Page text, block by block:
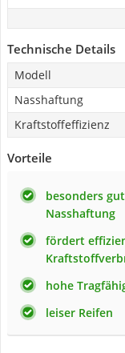
Technische Details
Modell
Nasshaftung
Kraftstoffeffizienz
Vorteile
besonders
Nasshaftung
fördert
hohe
leiser Reifen